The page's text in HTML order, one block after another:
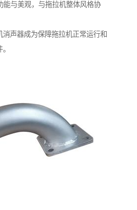
能与美观，与拖拉机整体风格协
声器成为保障拖拉机正常运行和